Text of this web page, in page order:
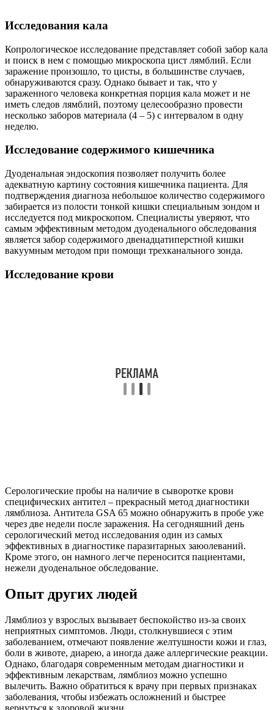
Исследования кала
Копрологическое исследование представляет собой забор кала
и поиск в нем с помощью микроскопа цист лямблий. Если
заражение произошло, то цисты, в большинстве случаев,
обнаруживаются сразу. Однако бывает и так, что у
зараженного человека конкретная порция кала может и не
иметь следов лямблий, поэтому целесообразно провести
несколько заборов материала (4 – 5) с интервалом в одну
неделю.
Исследование содержимого кишечника
Дуоденальная эндоскопия позволяет получить более
адекватную картину состояния кишечника пациента. Для
подтверждения диагноза небольшое количество содержимого
забирается из полости тонкой кишки специальным зондом и
исследуется под микроскопом. Специалисты уверяют, что
самым эффективным методом дуоденального обследования
является забор содержимого двенадцатиперстной кишки
вакуумным методом при помощи трехканального зонда.
Исследование крови
Серологические пробы на наличие в сыворотке крови
специфических антител – прекрасный метод диагностики
лямблиоза. Антитела GSA 65 можно обнаружить в пробе уже
через две недели после заражения. На сегодняшний день
серологический метод исследования один из самых
эффективных в диагностике паразитарных заюолеваний.
Кроме этого, он намного легче переносится пациентами,
нежели дуоденальное обследование.
Опыт других людей
Лямблиоз у взрослых вызывает беспокойство из-за своих
неприятных симптомов. Люди, столкнувшиеся с этим
заболеванием, отмечают появление желтушности кожи и глаз,
боли в животе, диарею, а иногда даже аллергические реакции.
Однако, благодаря современным методам диагностики и
эффективным лекарствам, лямблиоз можно успешно
вылечить. Важно обратиться к врачу при первых признаках
заболевания, чтобы избежать осложнений и быстрее